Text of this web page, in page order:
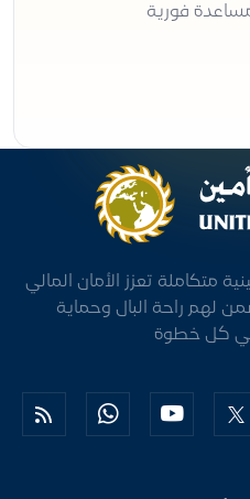
فورية
العناوين
على خرائط جوجل
متكاملة تعزز الأمان المالي
لهم راحة البال وحماية
كل خطوة